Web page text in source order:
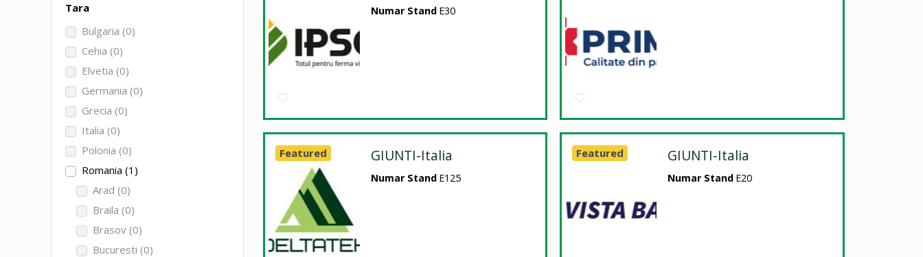
Tara
Bulgaria (0)
Cehia (0)
Elvetia (0)
Germania (0)
Grecia (0)
Italia (0)
Polonia (0)
Romania(1)
Arad (0)
Braila (0)
Brasov (0)
Bucuresti (0)
Numar Stand E30
GIUNTI-Italia
Numar Stand E125
Featured GIUNTI-Italia
Numar Stand E20
Featured